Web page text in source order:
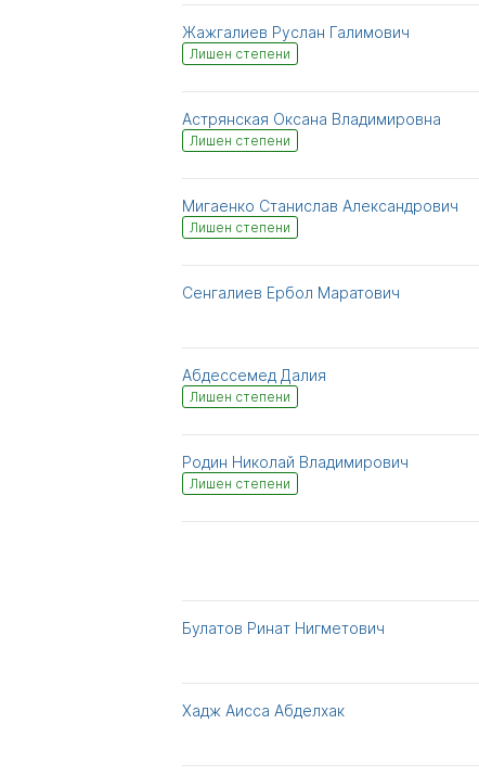
Жажгалиев Руслан Галимович
Лишен степени
Астрянская Оксана Владимировна
Лишен степени
Мигаенко Станислав Александрович
Лишен степени
Сенгалиев Ербол Маратович
Абдессемед Далия
Лишен степени
Родин Николай Владимирович
Лишен степени
Булaтoв Pинaт Нигметoвич
Хадж Аисса Абделхак